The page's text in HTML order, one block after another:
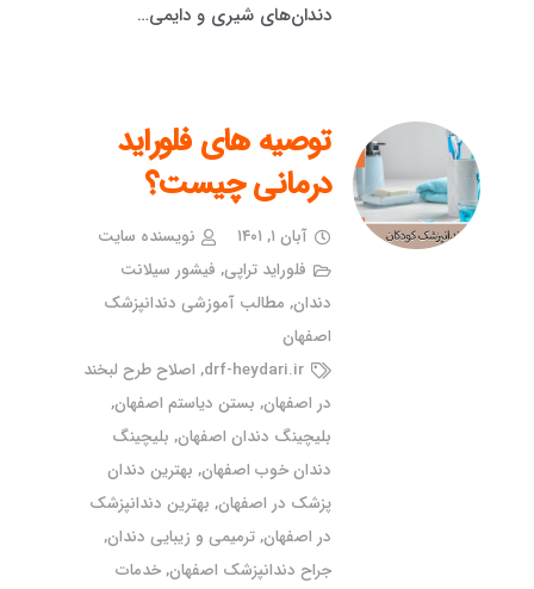
دندان‌های شیری و دایمی…
توصیه های فلوراید
درمانی چیست؟
آبان ۱, ۱۴۰۱
نویسنده سایت
فلوراید تراپی, فیشور سیلانت
دندان, مطالب آموزشی دندانپزشک
اصفهان
drf-heydari.ir
, اصلاح طرح لبخند
در اصفهان, بستن دیاستم اصفهان,
بلیچینگ دندان اصفهان, بلیچینگ
دندان خوب اصفهان, بهترین دندان
پزشک در اصفهان, بهترین دندانپزشک
در اصفهان,ترمیمی و زیبایی دندان,
جراح دندانپزشک اصفهان,خدمات